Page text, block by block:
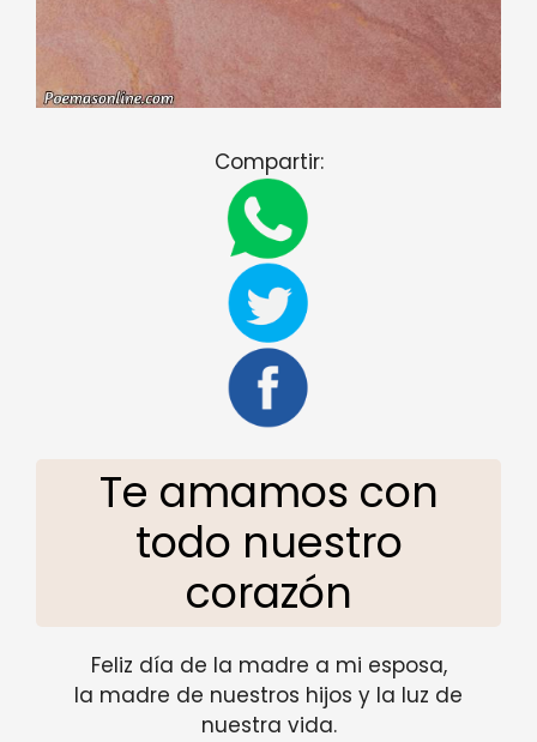
Compartir:
Te amamos con
todo nuestro
corazón
Feliz día de la madre a mi esposa,
la madre de nuestros hijos y la luz de
nuestra vida.